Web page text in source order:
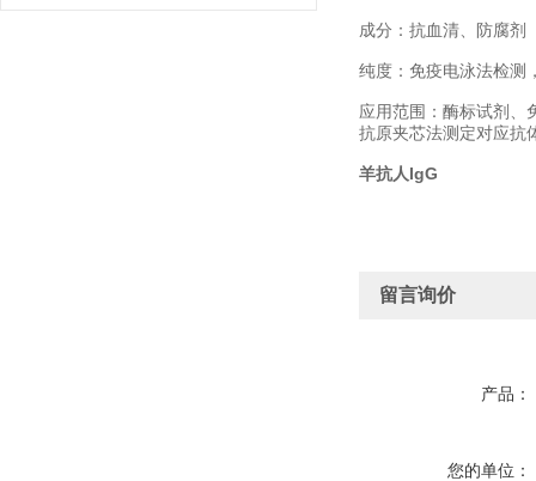
成分：抗血清、防腐剂
纯度：免疫电泳法检测
应用范围：酶标试剂、
抗原夹芯法测定对应抗
羊抗人IgG
留言询价
产品：
您的单位：